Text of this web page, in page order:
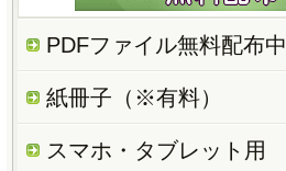
PDFファイル無料配布中
紙冊子（※有料）
スマホ・タブレット用